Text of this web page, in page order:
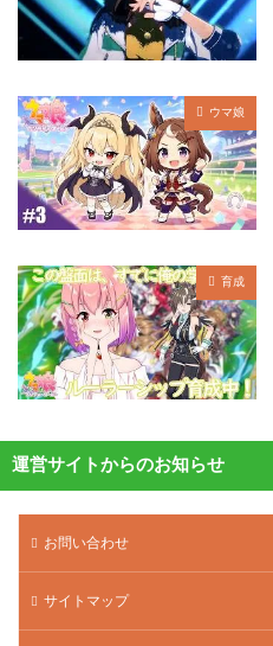
ウマ娘
育成
運営サイトからのお知らせ
お問い合わせ
サイトマップ